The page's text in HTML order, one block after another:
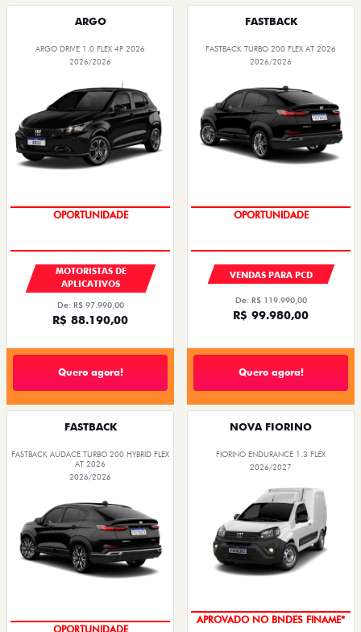
ARGO
ARGO DRIVE 1.0 FLEX 4P 2026
2026/2026
OPORTUNIDADE
MOTORISTAS DE
APLICATIVOS
De: R$ 97.990,00
R$ 88.190,00
Quero agora!
FASTBACK
FASTBACK TURBO 200 FLEX AT 2026
2026/2026
OPORTUNIDADE
VENDAS PARA PCD
De: R$ 119.990,00
R$ 99.980,00
Quero agora!
FASTBACK
FASTBACK AUDACE TURBO 200 HYBRID FLEX
AT 2026
2026/2026
OPORTUNIDADE
NOVA FIORINO
FIORINO ENDURANCE 1.3 FLEX
2026/2027
APROVADO NO BNDES FINAME*